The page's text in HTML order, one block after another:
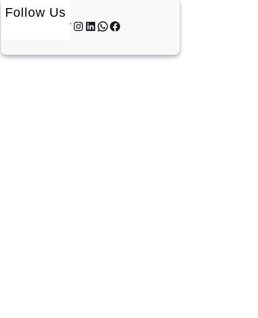
Follow Us
Instagram LinkedIn WhatsApp Facebook